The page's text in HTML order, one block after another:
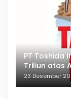
PT Toshida
Triliun atas
23 Desember